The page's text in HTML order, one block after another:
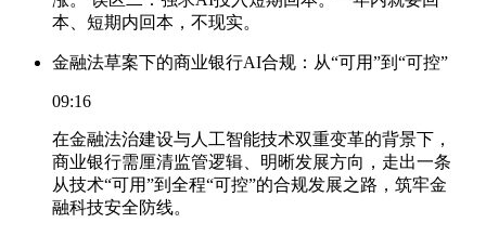
本、短期内回本，不现实。
金融法草案下的商业银行AI合规：从“可用”到“可控”
09:16
在金融法治建设与人工智能技术双重变革的背景下，
商业银行需厘清监管逻辑、明晰发展方向，走出一条
从技术“可用”到全程“可控”的合规发展之路，筑牢金
融科技安全防线。